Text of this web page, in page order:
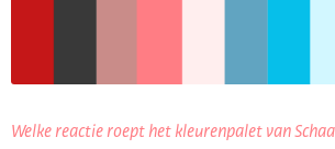
Welke reactie roept het kleurenpalet van